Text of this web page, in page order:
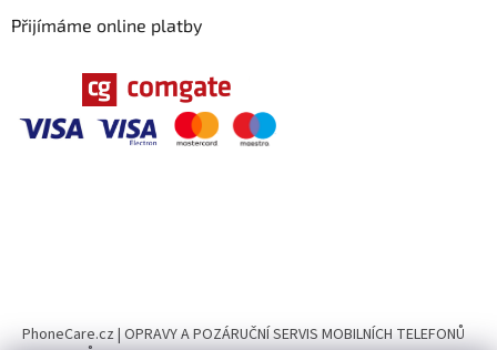
Přijímáme online platby
PhoneCare.cz | OPRAVY A POZÁRUČNÍ SERVIS MOBILNÍCH TELEFONŮ